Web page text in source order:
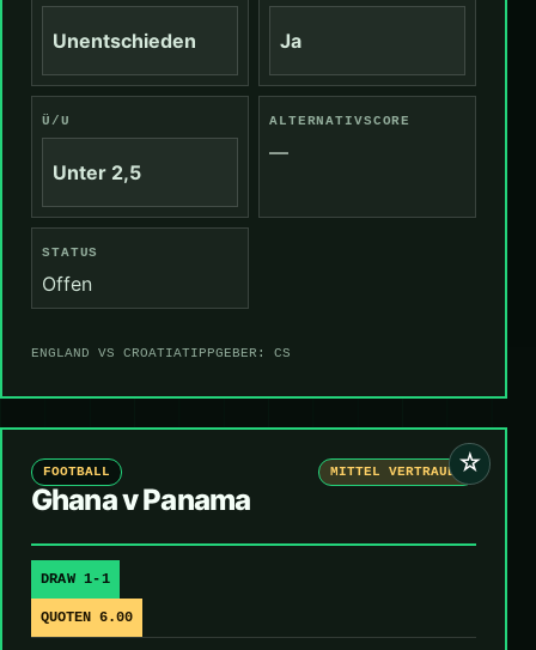
Unentschieden Ja
Ü/U
Unter 2,5
ALTERNATIVSCORE
—
STATUS
Offen
ENGLAND VS CROATIATIPPGEBER: CS
☆
FOOTBALL MITTEL VERTRAUEN
Ghana v Panama
DRAW 1-1
QUOTEN 6.00